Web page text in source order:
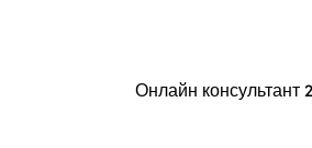
Онлайн консультант